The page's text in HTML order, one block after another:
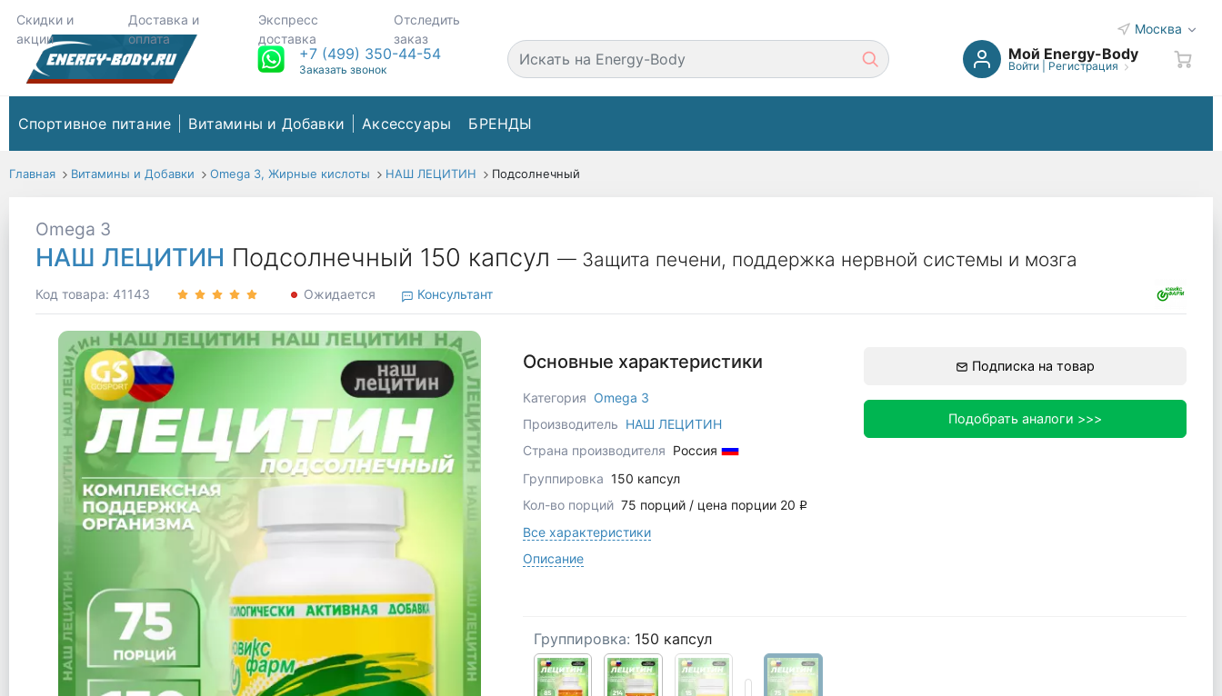
Скидки и
акции
Доставка и
оплата
Экспресс
доставка
Отследить
заказ
Москва
+7 (499) 350-44-54
Заказать звонок
Мой Energy-Body
Войти| Регистрация
Спортивное питание Витамины и Добавки Аксессуары БРЕНДЫ
Главная Витамины и Добавки Omega 3, Жирные кислоты НАШ ЛЕЦИТИН Подсолнечный
Omega 3
НАШ ЛЕЦИТИН Подсолнечный 150 капсул — Защита печени, поддержка нервной системы и мозга
Код товара: 41143 Ожидается Консультант
Основные характеристики
Категория Omega 3
Производитель НАШ ЛЕЦИТИН
Страна производителя Россия
Группировка 150 капсул
Кол-во порций 75 порций / цена порции 20 q
Все характеристики
Описание
Подписка на товар
Подобрать аналоги >>>
Группировка: 150 капсул